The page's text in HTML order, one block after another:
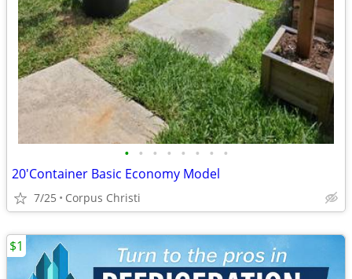
• • • • • • • •
20'Container Basic Economy Model
7/25 Corpus Christi
$1